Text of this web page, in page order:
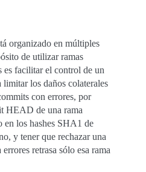
organizado en múltiples
de utilizar ramas
es facilitar el control de un
limitar los daños colaterales
con errores, por
HEAD de una rama
en los hashes SHA1 de
y tener que rechazar una
retrasa sólo esa rama